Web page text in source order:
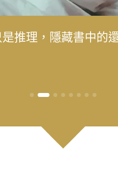
成為我喜歡的自己
推理，隱藏書中的
成為我喜歡的自己